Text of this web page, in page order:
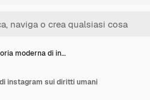
moderna di in…
instagram sui diritti umani